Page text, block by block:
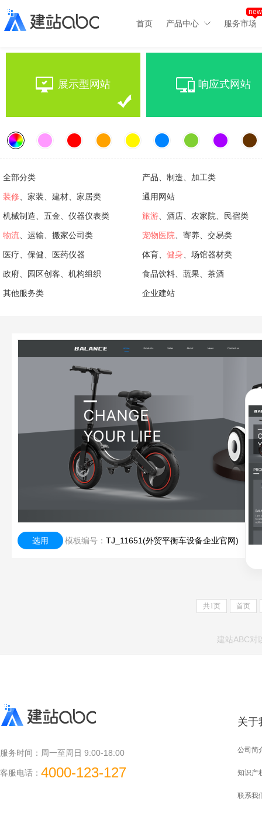
首页 产品中心 服务市场
new
展示型网站 响应式网站
全部分类 产品、制造、加工类
装修 、家装、建材、家居类 通用网站
机械制造、五金、仪器仪表类 旅游 、酒店、农家院、民宿类
物流 、运输、搬家公司类 宠物医院 、寄养、交易类
医疗、保健、医药仪器 体育、 健身 、场馆器材类
政府、园区创客、机构组织 食品饮料、蔬果、茶酒
其他服务类 企业建站
选用 模板编号： TJ_11651(外贸平衡车设备企业官网)
共1页 首页
建站ABC对
服务时间： 周一至周日 9:00-18:00
客服电话： 4000-123-127
关于
公司简
知识产
联系我